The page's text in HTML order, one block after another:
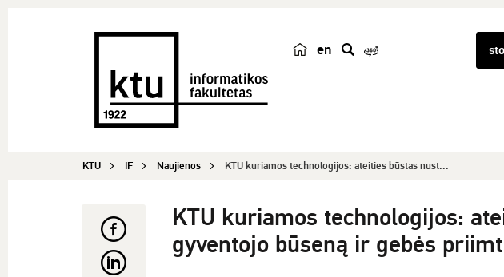
en
k
KTU IF Naujienos KTU kuriamos technologijos: ateities būstas nust...
KTU kuriamos technologijos:
gyventojo būseną ir gebės